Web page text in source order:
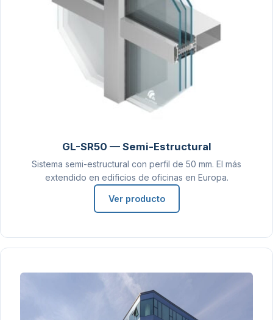
GL-SR50 — Semi-Estructural
Sistema semi-estructural con perfil de 50 mm. El más
extendido en edificios de oficinas en Europa.
Ver producto